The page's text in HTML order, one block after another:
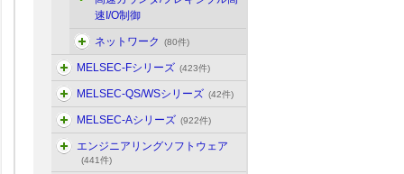
速I/O制御
ネットワーク (80件)
MELSEC-Fシリーズ (423件)
MELSEC-QS/WSシリーズ (42件)
MELSEC-Aシリーズ (922件)
エンジニアリングソフトウェア
(441件)